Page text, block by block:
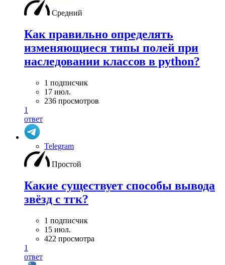
Средний
Как правильно определять
изменяющиеся типы полей при
наследовании классов в python?
1 подписчик
17 июл.
236 просмотров
1
ответ
Telegram
Простой
Какие существует способы вывода
звёзд с тгк?
1 подписчик
15 июл.
422 просмотра
1
ответ